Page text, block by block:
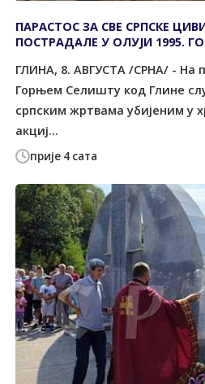
прије 4 сата
ПАРАСТОС ЗА СВЕ СРПСКЕ
ПОСТРАДАЛЕ У ОЛУЈИ 1995.
ГЛИНА, 8. АВГУСTА /СРНА/ - На
Горњем Селишту код Глине
српским жртвама убијеним у
акциј...